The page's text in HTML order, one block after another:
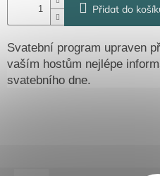
Přidat do
Svatební program upraven
vaším hostům nejlépe
svatebního dne.